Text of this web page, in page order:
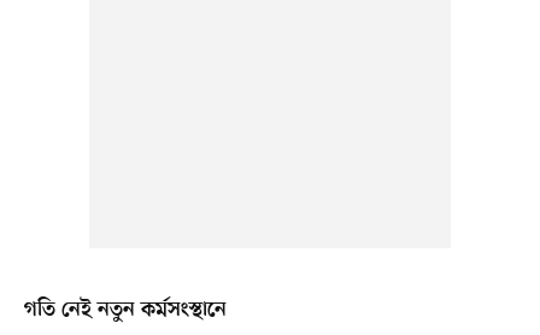
গতি নেই নতুন কর্মসংস্থানে